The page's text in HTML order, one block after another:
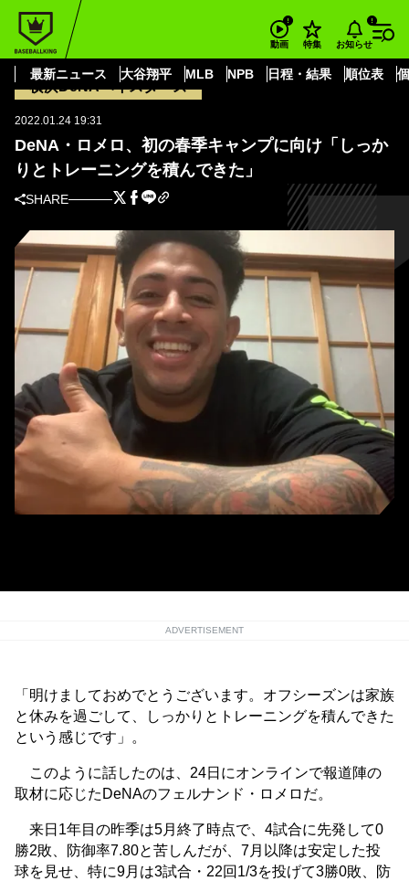
動画 特集 お知らせ
最新ニュース 大谷翔平 MLB NPB 日程・結果 順位表
BASEBALL KING
DeNA・ロメロ、初の春季キャンプに向け「しっかりとトレーニングを積ん
できた」
横浜DeNAベイスターズ
2022.01.24 19:31
DeNA・ロメロ、初の春季キャンプに向け「しっか
りとトレーニングを積んできた」
SHARE
ADVERTISEMENT
「明けましておめでとうございます。オフシーズンは家族
と休みを過ごして、しっかりとトレーニングを積んできた
という感じです」。
このように話したのは、24日にオンラインで報道陣の
取材に応じたDeNAのフェルナンド・ロメロだ。
来日1年目の昨季は5月終了時点で、4試合に先発して0
勝2敗、防御率7.80と苦しんだが、7月以降は安定した投
球を見せ、特に9月は3試合・22回1/3を投げて3勝0敗、防